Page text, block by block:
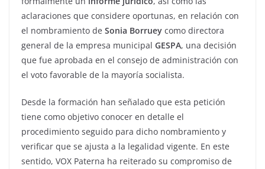
aclaraciones que considere oportunas, en relación con
el nombramiento de Sonia Borruey como directora
general de la empresa municipal GESPA, una decisión
que fue aprobada en el consejo de administración con
el voto favorable de la mayoría socialista.
Desde la formación han señalado que esta petición
tiene como objetivo conocer en detalle el
procedimiento seguido para dicho nombramiento y
verificar que se ajusta a la legalidad vigente. En este
sentido, VOX Paterna ha reiterado su compromiso de